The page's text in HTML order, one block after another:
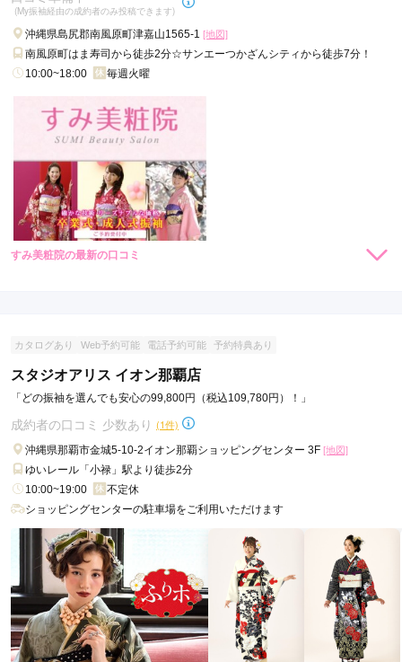
ふりそでMODE ウェディングボックス イオンモール沖縄ライカム店の口
コミ・評判をもっと見る
(My振袖経由の成約者のみ投稿できます)
沖縄県島尻郡南風原町津嘉山1565-1 [地図]
南風原町はま寿司から徒歩2分☆サンエーつかざんシティから徒歩7分！
10:00~18:00
毎週火曜
すみ美粧院の最新の口コミ
カタログあり Web予約可能 電話予約可能 予約特典あり
スタジオアリス イオン那覇店
「どの振袖を選んでも安心の99,800円（税込109,780円）！」
成約者の口コミ 少数あり (1件)
沖縄県那覇市金城5-10-2イオン那覇ショッピングセンター 3F [地図]
ゆいレール「小禄」駅より徒歩2分
10:00~19:00
不定休
ショッピングセンターの駐車場をご利用いただけます